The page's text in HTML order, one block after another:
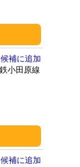
小田原線
候補に追加
候補に追加